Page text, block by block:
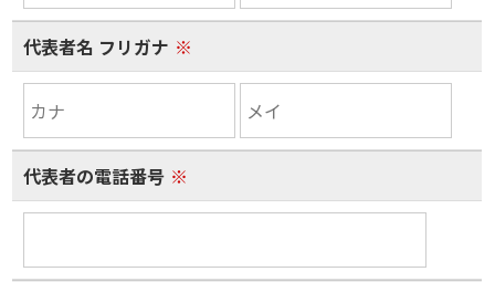
代表者名 フリガナ ※
代表者の電話番号 ※